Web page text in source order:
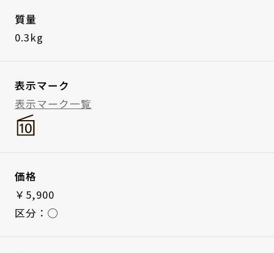
質量
0.3kg
表示マーク
表示マーク一覧
価格
￥5,900
区分：◯